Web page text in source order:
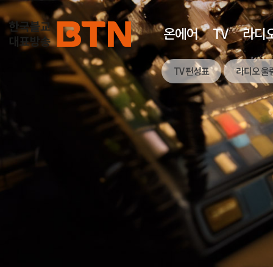
온에어 TV 라디
TV 편성표 라디오 울